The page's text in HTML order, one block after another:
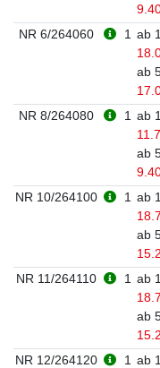
NR 6/264060
1 ab
ab
NR 8/264080
1 ab
ab
NR 10/264100
1 ab
ab
NR 11/264110
1 ab
ab
NR 12/264120
1 ab